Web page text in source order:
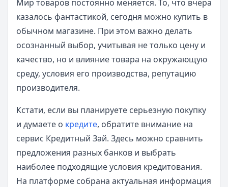
Мир товаров постоянно меняется. То, что вчера
казалось фантастикой, сегодня можно купить в
обычном магазине. При этом важно делать
осознанный выбор, учитывая не только цену и
качество, но и влияние товара на окружающую
среду, условия его производства, репутацию
производителя.
Кстати, если вы планируете серьезную покупку
и думаете о кредите, обратите внимание на
сервис Кредитный Зай. Здесь можно сравнить
предложения разных банков и выбрать
наиболее подходящие условия кредитования.
На платформе собрана актуальная информация